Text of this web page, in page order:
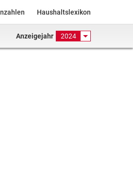
Haushaltslexikon
Anzeigejahr 2024